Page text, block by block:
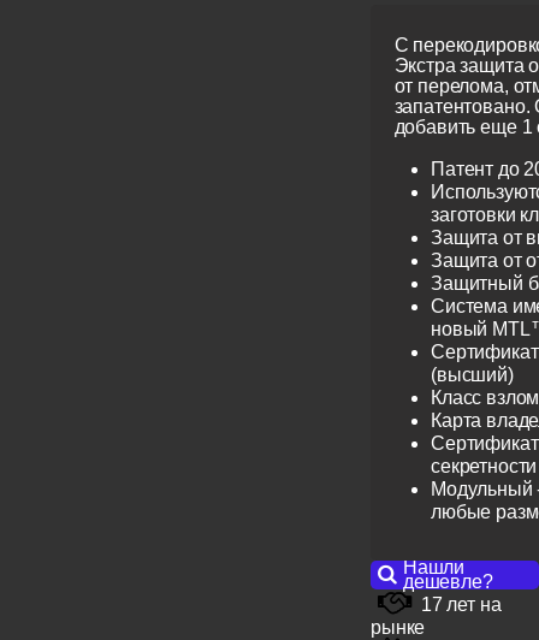
С
Экстра защита
от перелома,
добавить еще 1
Патент до
заготовки
Защита от
Защита от
Защитный
Система
новый
(высший)
Класс
Карта
Модульный
любые
Нашли
дешевле?
17 лет на
рынке